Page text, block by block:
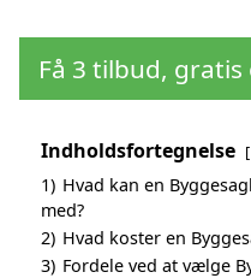
Få 3 tilbud,
Indholdsfortegnelse
1) Hvad kan en
med?
2) Hvad koster en
3) Fordele ved at vælge